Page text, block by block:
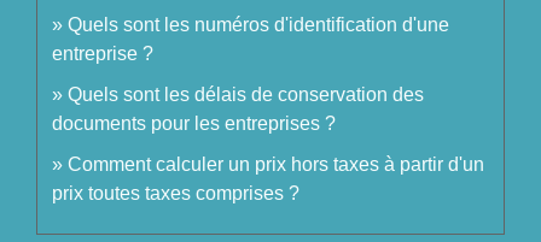
Quels sont les numéros d'identification d'une
entreprise ?
Quels sont les délais de conservation des
documents pour les entreprises ?
Comment calculer un prix hors taxes à partir d'un
prix toutes taxes comprises ?